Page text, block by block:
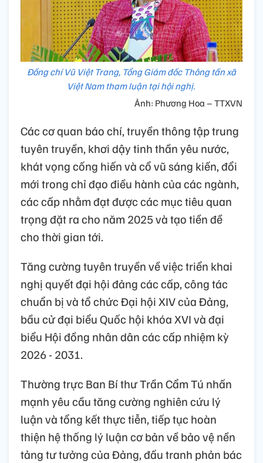
Đồng chí Vũ Việt Trang, Tổng Giám đốc Thông tấn xã
Việt Nam tham luận tại hội nghị.
Ảnh: Phương Hoa – TTXVN
Các cơ quan báo chí, truyền thông tập trung
tuyên truyền, khơi dậy tinh thần yêu nước,
khát vọng cống hiến và cổ vũ sáng kiến, đổi
mới trong chỉ đạo điều hành của các ngành,
các cấp nhằm đạt được các mục tiêu quan
trọng đặt ra cho năm 2025 và tạo tiền đề
cho thời gian tới.
Tăng cường tuyên truyền về việc triển khai
nghị quyết đại hội đảng các cấp, công tác
chuẩn bị và tổ chức Đại hội XIV của Đảng,
bầu cử đại biểu Quốc hội khóa XVI và đại
biểu Hội đồng nhân dân các cấp nhiệm kỳ
2026 - 2031.
Thường trực Ban Bí thư Trần Cẩm Tú nhấn
mạnh yêu cầu tăng cường nghiên cứu lý
luận và tổng kết thực tiễn, tiếp tục hoàn
thiện hệ thống lý luận cơ bản về bảo vệ nền
tảng tư tưởng của Đảng, đấu tranh phản bác